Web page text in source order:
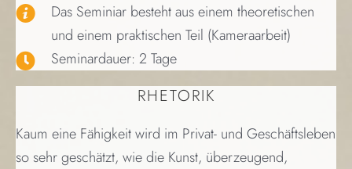
Das Seminiar besteht aus einem theoretischen
und einem praktischen Teil (Kameraarbeit)
Seminardauer: 2 Tage
RHETORIK
Kaum eine Fähigkeit wird im Privat- und Geschäftsleben
so sehr geschätzt, wie die Kunst, überzeugend,